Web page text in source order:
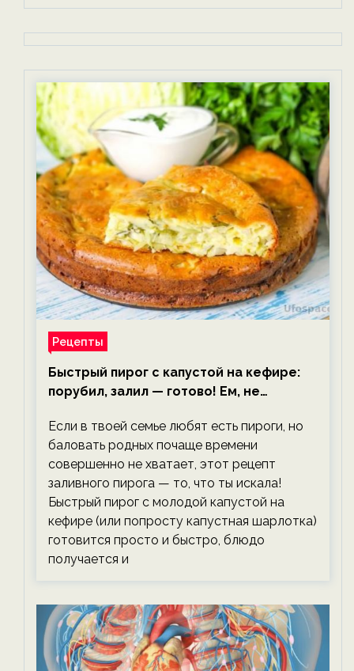
Рецепты
Быстрый пирог с капустой на кефире:
порубил, залил — готово! Ем, не
Если в твоей семье любят есть пироги, но
баловать родных почаще времени
совершенно не хватает, этот рецепт
заливного пирога — то, что ты искала!
Быстрый пирог с молодой капустой на
кефире (или попросту капустная шарлотка)
готовится просто и быстро, блюдо
получается и